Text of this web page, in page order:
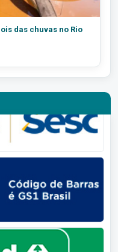
das chuvas no Rio